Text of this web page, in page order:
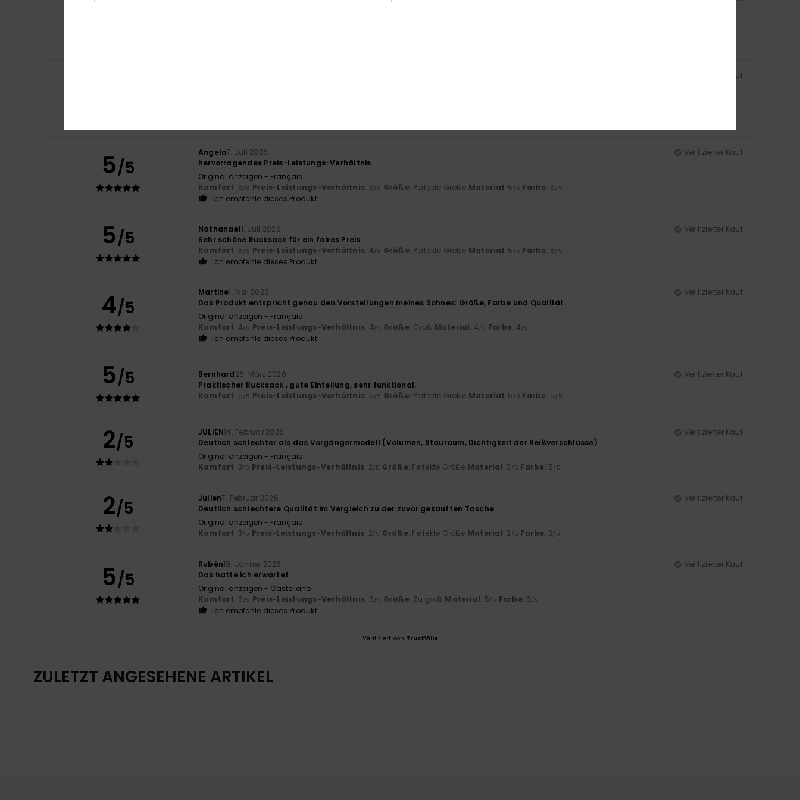
5
Verifizierter Kauf
5/5
Angelo7. Juli 2026
Verifizierter Kauf
hervorragendes Preis-Leistungs-Verhältnis
Original anzeigen - Français
Komfort: 5 /5 Preis-Leistungs-Verhältnis: 5 /5 Größe: Perfekte Größe Material: 5 /5 Farbe: 5 /5
Ich empfehle dieses Produkt
5/5 Nathanael1. Juli 2026
Verifizierter Kauf
Sehr schöne Rucksack für ein faires Preis
Komfort: 5 /5 Preis-Leistungs-Verhältnis: 4 /5 Größe: Perfekte Größe Material: 5 /5 Farbe: 5 /5
Ich empfehle dieses Produkt
4/5
Martine1. Mai 2026
Verifizierter Kauf
Das Produkt entspricht genau den Vorstellungen meines Sohnes: Größe, Farbe und Qualität.
Original anzeigen - Français
Komfort: 4 /5 Preis-Leistungs-Verhältnis: 4 /5 Größe: Groß Material: 4 /5 Farbe: 4 /5
Ich empfehle dieses Produkt
5/5 Bernhard26. März 2026
Verifizierter Kauf
Praktischer Rucksack , gute Einteilung, sehr funktional.
Komfort: 5 /5 Preis-Leistungs-Verhältnis: 5 /5 Größe: Perfekte Größe Material: 5 /5 Farbe: 5 /5
2/5 JULIEN14. Februar 2026
Verifizierter Kauf
Deutlich schlechter als das Vorgängermodell (Volumen, Stauraum, Dichtigkeit der Reißverschlüsse)
Original anzeigen - Français
Komfort: 3 /5 Preis-Leistungs-Verhältnis: 2 /5 Größe: Perfekte Größe Material: 2 /5 Farbe: 5 /5
2/5 Julien7. Februar 2026
Verifizierter Kauf
Deutlich schlechtere Qualität im Vergleich zu der zuvor gekauften Tasche
Original anzeigen - Français
Komfort: 3 /5 Preis-Leistungs-Verhältnis: 2 /5 Größe: Perfekte Größe Material: 2 /5 Farbe: 3 /5
5/5
Rubén19. Jänner 2026
Verifizierter Kauf
Das hatte ich erwartet
Original anzeigen - Castellano
Komfort: 5 /5 Preis-Leistungs-Verhältnis: 5 /5 Größe: Zu groß Material: 5 /5 Farbe: 5 /5
Ich empfehle dieses Produkt
Verifiziert von TrustVille
ZULETZT ANGESEHENE ARTIKEL